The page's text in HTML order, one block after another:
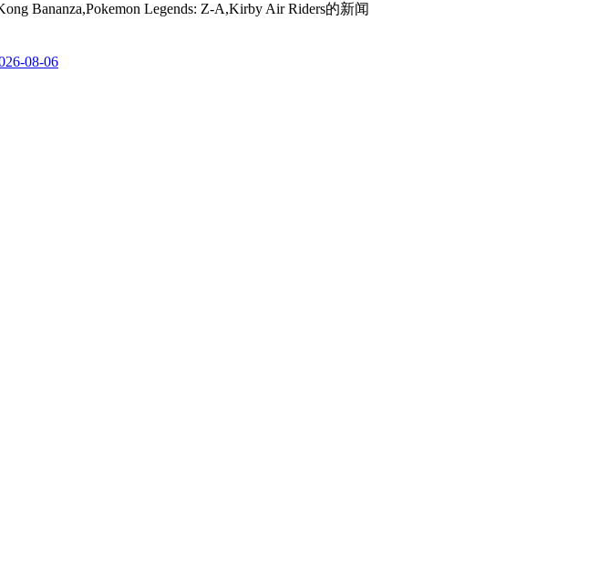
Bananza,Pokemon Legends: Z-A,Kirby Air Riders的新闻
08-06